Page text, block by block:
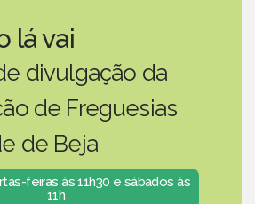
lá vai
divulgação da
de Freguesias
de Beja
feiras às 11h30 e sábados às
11h